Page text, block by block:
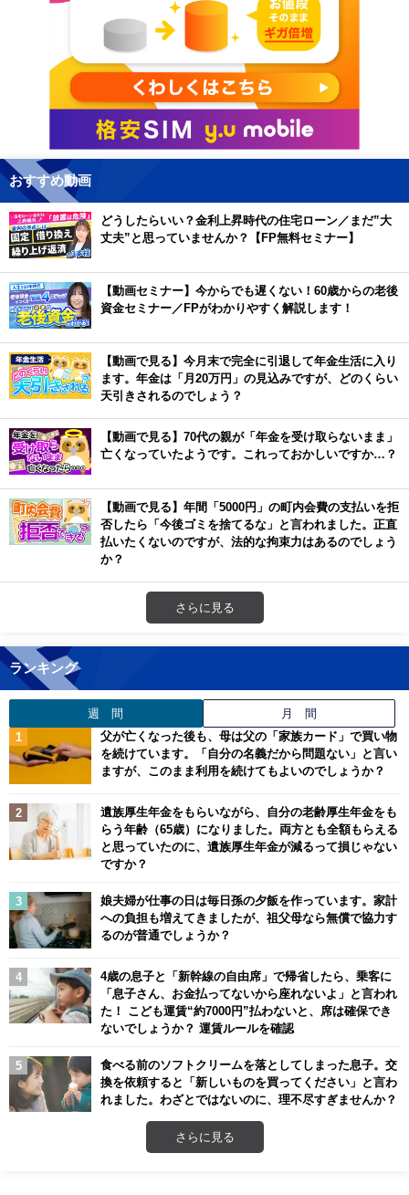
おすすめ動画
どうしたらいい？金利上昇時代の住宅ローン／まだ”大
丈夫”と思っていませんか？【FP無料セミナー】
【動画セミナー】今からでも遅くない！60歳からの老後
資金セミナー／FPがわかりやすく解説します！
【動画で見る】今月末で完全に引退して年金生活に入り
ます。年金は「月20万円」の見込みですが、どのくらい
天引きされるのでしょう？
【動画で見る】70代の親が「年金を受け取らないまま」
亡くなっていたようです。これっておかしいですか…？
【動画で見る】年間「5000円」の町内会費の支払いを拒
否したら「今後ゴミを捨てるな」と言われました。正直
払いたくないのですが、法的な拘束力はあるのでしょう
か？
さらに見る
ランキング
週 間 月 間
父が亡くなった後も、母は父の「家族カード」で買い物
を続けています。「自分の名義だから問題ない」と言い
ますが、このまま利用を続けてもよいのでしょうか？
遺族厚生年金をもらいながら、自分の老齢厚生年金をも
らう年齢（65歳）になりました。両方とも全額もらえる
と思っていたのに、遺族厚生年金が減るって損じゃない
ですか？
娘夫婦が仕事の日は毎日孫の夕飯を作っています。家計
への負担も増えてきましたが、祖父母なら無償で協力す
るのが普通でしょうか？
4歳の息子と「新幹線の自由席」で帰省したら、乗客に
「息子さん、お金払ってないから座れないよ」と言われ
た！ こども運賃“約7000円”払わないと、席は確保でき
ないでしょうか？ 運賃ルールを確認
食べる前のソフトクリームを落としてしまった息子。交
換を依頼すると「新しいものを買ってください」と言わ
れました。わざとではないのに、理不尽すぎませんか？
さらに見る